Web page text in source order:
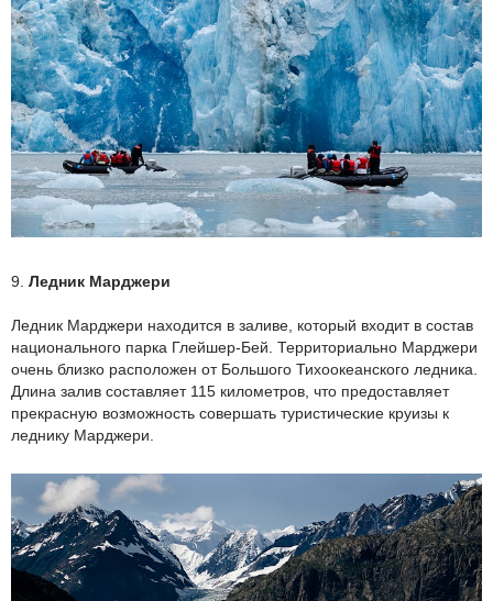
9. Ледник Марджери
Ледник Марджери находится в заливе, который входит в состав
национального парка Глейшер-Бей. Территориально Марджери
очень близко расположен от Большого Тихоокеанского ледника.
Длина залив составляет 115 километров, что предоставляет
прекрасную возможность совершать туристические круизы к
леднику Марджери.